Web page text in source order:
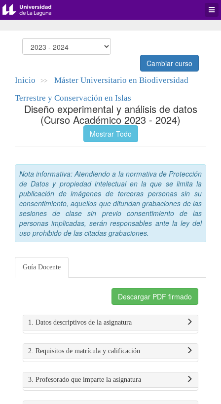
Cambiar curso
Inicio >>
Máster Universitario en Biodiversidad
Terrestre y Conservación en Islas
Diseño experimental y análisis de datos
(Curso Académico 2023 - 2024)
Mostrar Todo
Nota informativa: Atendiendo a la normativa de Protección
de Datos y propiedad intelectual en la que se limita la
publicación de imágenes de terceras personas sin su
consentimiento, aquellos que difundan grabaciones de las
sesiones de clase sin previo consentimiento de las
personas implicadas, serán responsables ante la ley del
uso prohibido de las citadas grabaciones.
Guía Docente
Descargar PDF firmado
1. Datos descriptivos de la asignatura
2. Requisitos de matrícula y calificación
3. Profesorado que imparte la asignatura